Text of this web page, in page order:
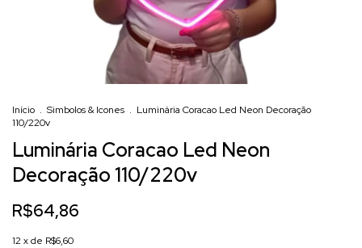
Início . Simbolos & Icones . Luminária Coracao Led Neon Decoração
110/220v
Luminária Coracao Led Neon
Decoração 110/220v
R$64,86
12 x de R$6,60